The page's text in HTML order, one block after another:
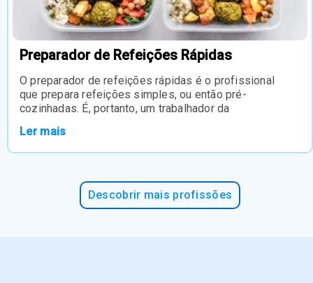
Preparador de Refeições Rápidas
O preparador de refeições rápidas é o profissional
que prepara refeições simples, ou então pré-
cozinhadas. É, portanto, um trabalhador da
Ler mais
Descobrir mais profissões